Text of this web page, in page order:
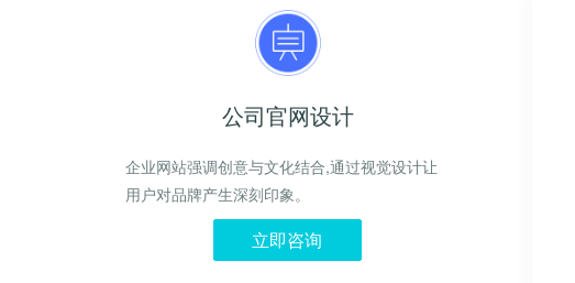
公司官网设计
企业网站强调创意与文化结合,通过视觉设计让
用户对品牌产生深刻印象。
立即咨询